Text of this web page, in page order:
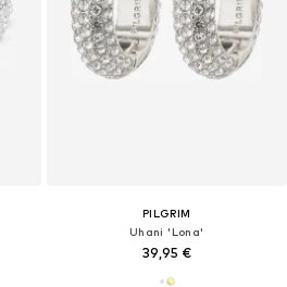
PILGRIM
Uhani 'Lona'
39,95 €